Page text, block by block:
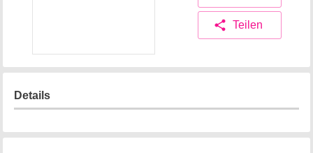
Teilen
Details